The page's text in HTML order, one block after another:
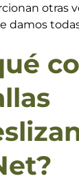
otras
damos